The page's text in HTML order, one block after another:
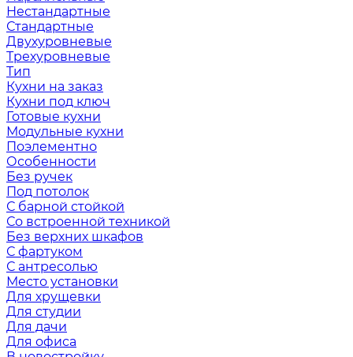
Нестандартные
Стандартные
Двухуровневые
Трехуровневые
Тип
Кухни на заказ
Кухни под ключ
Готовые кухни
Модульные кухни
Поэлементно
Особенности
Без ручек
Под потолок
С барной стойкой
Со встроенной техникой
Без верхних шкафов
С фартуком
С антресолью
Место установки
Для хрущевки
Для студии
Для дачи
Для офиса